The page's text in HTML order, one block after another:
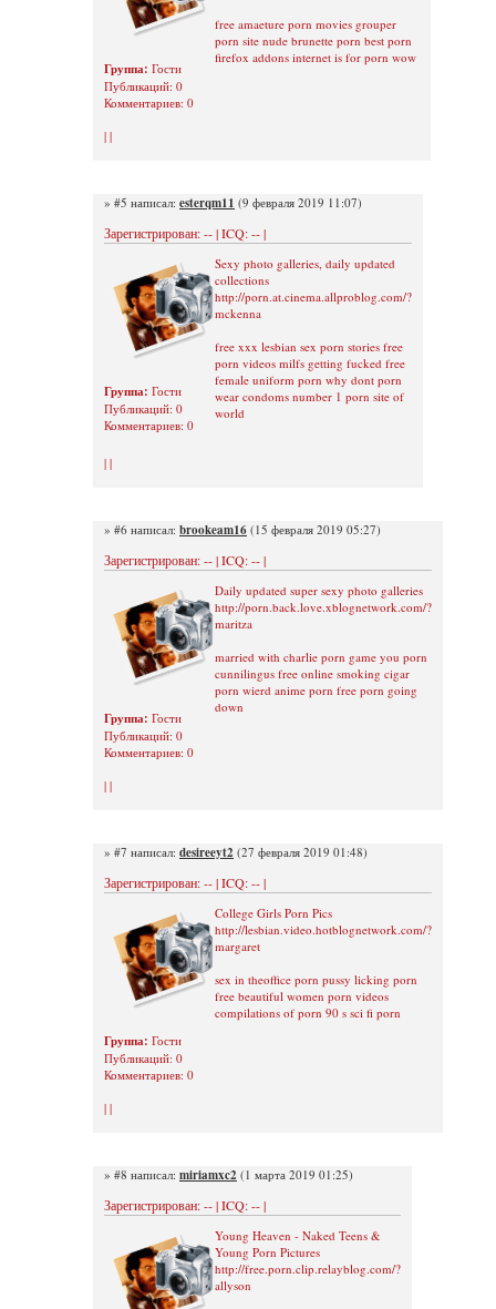
Группа: Гости
Публикаций: 0
Комментариев: 0
free amaeture porn movies grouper
porn site nude brunette porn best porn
firefox addons internet is for porn wow
| |
» #5 написал: esterqm11 (9 февраля 2019 11:07)
Зарегистрирован: -- | ICQ: -- |
Группа: Гости
Публикаций: 0
Комментариев: 0
Sexy photo galleries, daily updated
collections
http://porn.at.cinema.allproblog.com/?
mckenna
free xxx lesbian sex porn stories free
porn videos milfs getting fucked free
female uniform porn why dont porn
wear condoms number 1 porn site of
world
| |
» #6 написал: brookeam16 (15 февраля 2019 05:27)
Зарегистрирован: -- | ICQ: -- |
Группа: Гости
Публикаций: 0
Комментариев: 0
Daily updated super sexy photo galleries
http://porn.back.love.xblognetwork.com/?
maritza
married with charlie porn game you porn
cunnilingus free online smoking cigar
porn wierd anime porn free porn going
down
| |
» #7 написал: desireeyt2 (27 февраля 2019 01:48)
Зарегистрирован: -- | ICQ: -- |
Группа: Гости
Публикаций: 0
Комментариев: 0
College Girls Porn Pics
http://lesbian.video.hotblognetwork.com/?
margaret
sex in theoffice porn pussy licking porn
free beautiful women porn videos
compilations of porn 90 s sci fi porn
| |
» #8 написал: miriamxc2 (1 марта 2019 01:25)
Зарегистрирован: -- | ICQ: -- |
Young Heaven - Naked Teens &
Young Porn Pictures
http://free.porn.clip.relayblog.com/?
allyson